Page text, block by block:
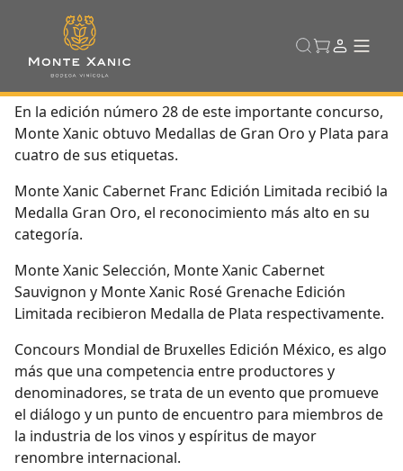
En la edición número 28 de este importante concurso,
Monte Xanic obtuvo Medallas de Gran Oro y Plata para
cuatro de sus etiquetas.
Monte Xanic Cabernet Franc Edición Limitada recibió la
Medalla Gran Oro, el reconocimiento más alto en su
categoría.
Monte Xanic Selección, Monte Xanic Cabernet
Sauvignon y Monte Xanic Rosé Grenache Edición
Limitada recibieron Medalla de Plata respectivamente.
Concours Mondial de Bruxelles Edición México, es algo
más que una competencia entre productores y
denominadores, se trata de un evento que promueve
el diálogo y un punto de encuentro para miembros de
la industria de los vinos y espíritus de mayor
renombre internacional.